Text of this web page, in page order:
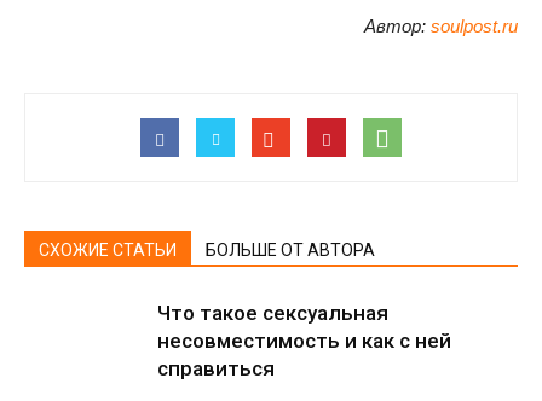
Автор: soulpost.ru
СХОЖИЕ СТАТЬИ БОЛЬШЕ ОТ АВТОРА
Что такое сексуальная
несовместимость и как с ней
справиться